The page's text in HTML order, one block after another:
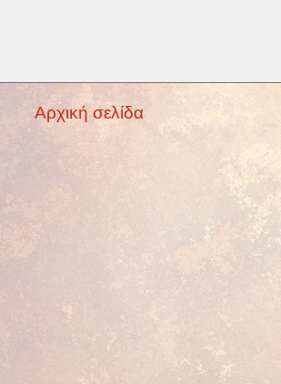
Αρχική σελίδα